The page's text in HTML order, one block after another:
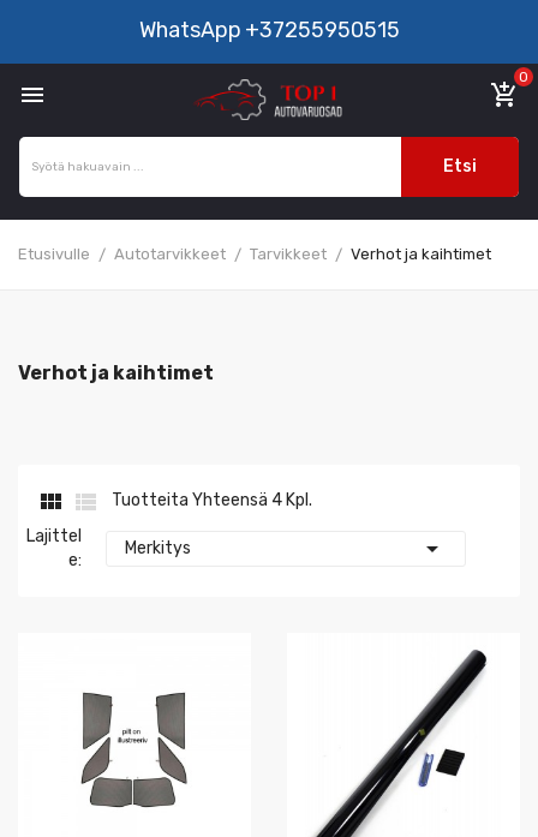
WhatsApp +37255950515
 add_shopping_cart
0
Etsi
Etusivulle Autotarvikkeet Tarvikkeet Verhot ja kaihtimet
Verhot ja kaihtimet
 
Tuotteita Yhteensä 4 Kpl.
Lajittel
E:
Merkitys 